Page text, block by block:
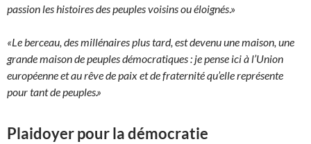
passion les histoires des peuples voisins ou éloignés.»
«Le berceau, des millénaires plus tard, est devenu une maison, une
grande maison de peuples démocratiques : je pense ici à l’Union
européenne et au rêve de paix et de fraternité qu’elle représente
pour tant de peuples.»
Plaidoyer pour la démocratie